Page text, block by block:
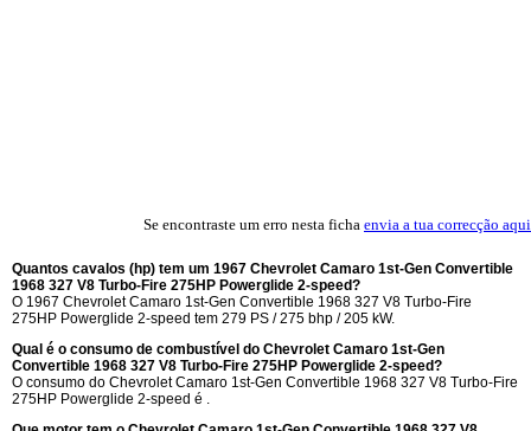
Se encontraste um erro nesta ficha envia a tua correcção aqui
Quantos cavalos (hp) tem um 1967 Chevrolet Camaro 1st-Gen Convertible
1968 327 V8 Turbo-Fire 275HP Powerglide 2-speed?
O 1967 Chevrolet Camaro 1st-Gen Convertible 1968 327 V8 Turbo-Fire
275HP Powerglide 2-speed tem 279 PS / 275 bhp / 205 kW.
Qual é o consumo de combustível do Chevrolet Camaro 1st-Gen
Convertible 1968 327 V8 Turbo-Fire 275HP Powerglide 2-speed?
O consumo do Chevrolet Camaro 1st-Gen Convertible 1968 327 V8 Turbo-Fire
275HP Powerglide 2-speed é .